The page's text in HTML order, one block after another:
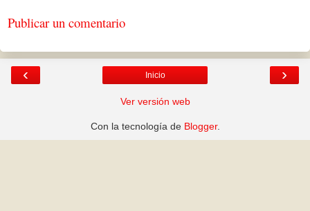
Publicar un comentario
‹ ›
Inicio
Ver versión web
Con la tecnología de Blogger.